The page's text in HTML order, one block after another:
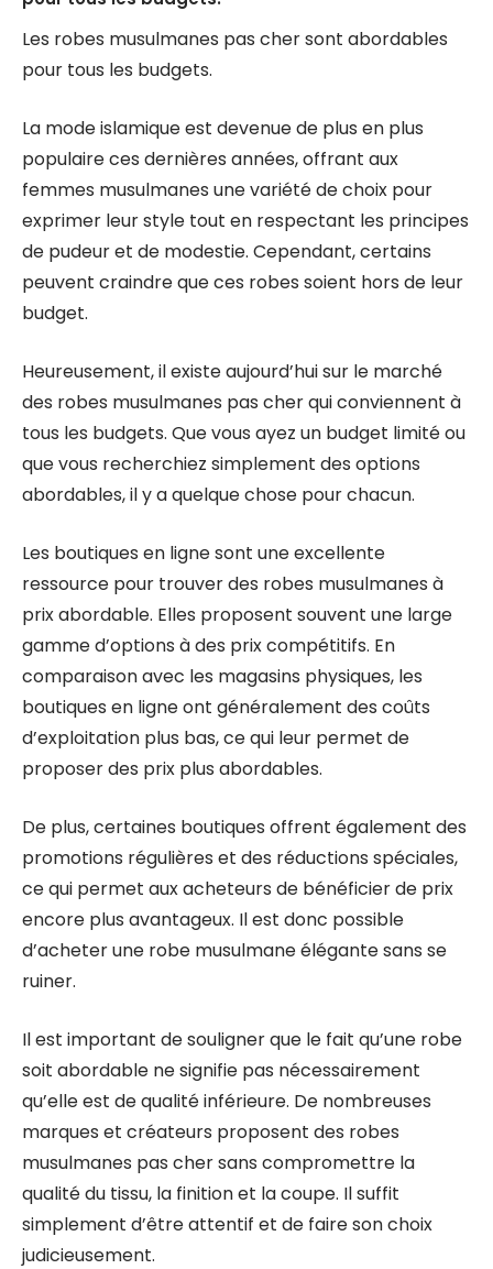
Les robes musulmanes pas cher sont abordables
pour tous les budgets.
La mode islamique est devenue de plus en plus
populaire ces dernières années, offrant aux
femmes musulmanes une variété de choix pour
exprimer leur style tout en respectant les principes
de pudeur et de modestie. Cependant, certains
peuvent craindre que ces robes soient hors de leur
budget.
Heureusement, il existe aujourd’hui sur le marché
des robes musulmanes pas cher qui conviennent à
tous les budgets. Que vous ayez un budget limité ou
que vous recherchiez simplement des options
abordables, il y a quelque chose pour chacun.
Les boutiques en ligne sont une excellente
ressource pour trouver des robes musulmanes à
prix abordable. Elles proposent souvent une large
gamme d’options à des prix compétitifs. En
comparaison avec les magasins physiques, les
boutiques en ligne ont généralement des coûts
d’exploitation plus bas, ce qui leur permet de
proposer des prix plus abordables.
De plus, certaines boutiques offrent également des
promotions régulières et des réductions spéciales,
ce qui permet aux acheteurs de bénéficier de prix
encore plus avantageux. Il est donc possible
d’acheter une robe musulmane élégante sans se
ruiner.
Il est important de souligner que le fait qu’une robe
soit abordable ne signifie pas nécessairement
qu’elle est de qualité inférieure. De nombreuses
marques et créateurs proposent des robes
musulmanes pas cher sans compromettre la
qualité du tissu, la finition et la coupe. Il suffit
simplement d’être attentif et de faire son choix
judicieusement.